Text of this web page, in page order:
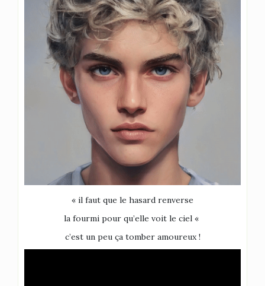
« il faut que le hasard renverse
la fourmi pour qu’elle voit le ciel «
c’est un peu ça tomber amoureux !